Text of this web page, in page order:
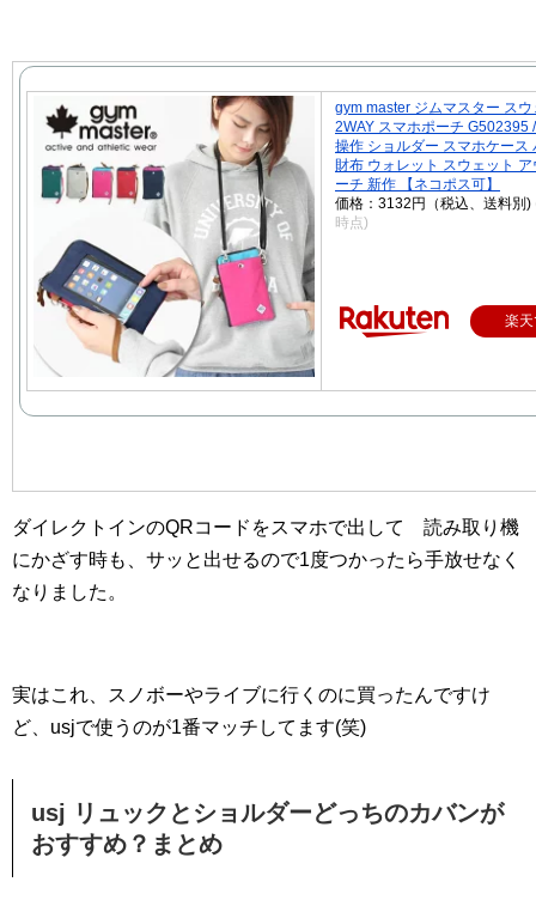
gym master ジムマスター スウ
2WAY スマホポーチ G502395
操作 ショルダー スマホケース
財布 ウォレット スウェット
ーチ 新作 【ネコポス可】
価格：3132円（税込、送料別)
時点)
楽
ダイレクトインのQRコードをスマホで出して 読み取り機
にかざす時も、サッと出せるので1度つかったら手放せなく
なりました。
実はこれ、スノボーやライブに行くのに買ったんですけ
ど、usjで使うのが1番マッチしてます(笑)
usj リュックとショルダーどっちのカバンが
おすすめ？まとめ